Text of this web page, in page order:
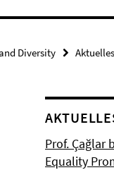
Diversity Aktuelles
Prof. Çağlar
Equality